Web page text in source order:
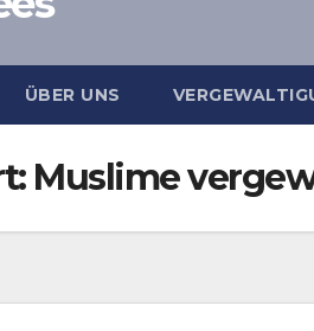
ÜBER UNS
Muslime